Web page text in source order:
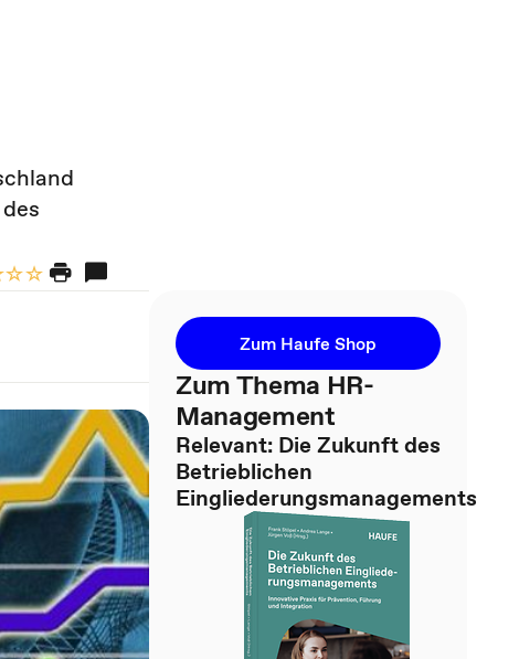
Zum Haufe Shop
Zum Thema HR-
Management
Relevant: Die Zukunft des
Betrieblichen
Eingliederungsmanagements